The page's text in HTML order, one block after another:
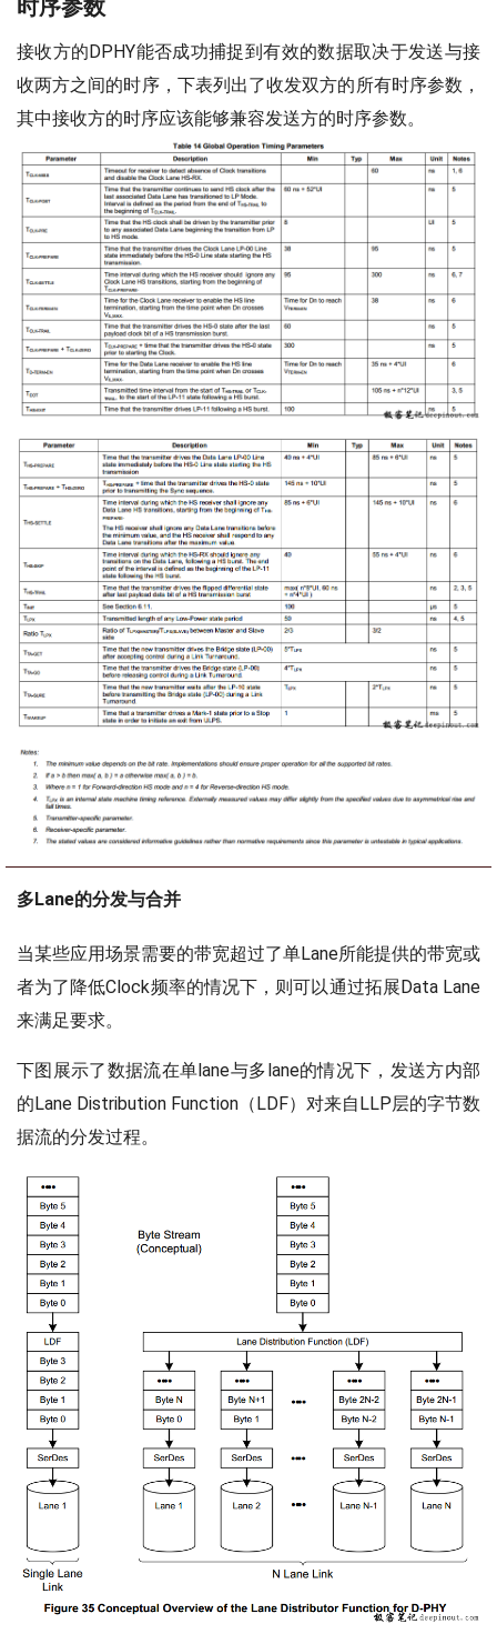
时序参数
接收方的DPHY能否成功捕捉到有效的数据取决于发送与接
收两方之间的时序，下表列出了收发双方的所有时序参数，
其中接收方的时序应该能够兼容发送方的时序参数。
多Lane的分发与合并
当某些应用场景需要的带宽超过了单Lane所能提供的带宽或
者为了降低Clock频率的情况下，则可以通过拓展Data Lane
来满足要求。
下图展示了数据流在单lane与多lane的情况下，发送方内部
的Lane Distribution Function（LDF）对来自LLP层的字节数
据流的分发过程。